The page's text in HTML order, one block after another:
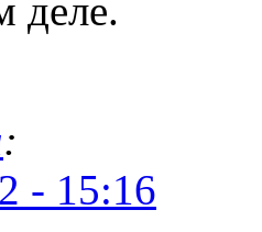
деле.
:
- 15:16